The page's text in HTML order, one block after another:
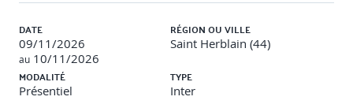
Python, …), Karma/Mocha (JavaScript), …
- Les tests fonctionnels Web : Selenium
- Les tests de performances : Jeter, Gatling Tool, …
DATE
09/11/2026
au 10/11/2026
RÉGION OU VILLE
Saint Herblain (44)
MODALITÉ
Présentiel
TYPE
Inter